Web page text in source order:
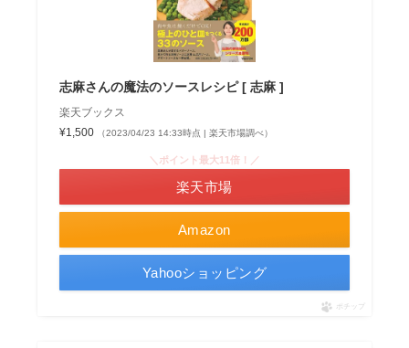
志麻さんの魔法のソースレシピ [ 志麻 ]
楽天ブックス
¥1,500
（2023/04/23 14:33時点 | 楽天市場調べ）
Amazon
＼ポイント最大11倍！／
楽天市場
Yahooショッピング
ポチップ